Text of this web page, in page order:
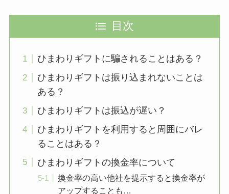
目次
ひまわりギフトに騙されることはある？
ひまわりギフトは振り込まれないことは
ある？
ひまわりギフトは振込が遅い？
ひまわりギフトを利用すると周囲にバレ
ることはある？
ひまわりギフトの換金率について
換金率の高い他社を提示すると換金率が
アップすることも…